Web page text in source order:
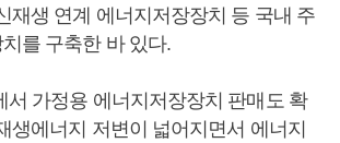
재생 연계 에너지저장장치 등 국내 주
를 구축한 바 있다.
서 가정용 에너지저장장치 판매도 확
생에너지 저변이 넓어지면서 에너지